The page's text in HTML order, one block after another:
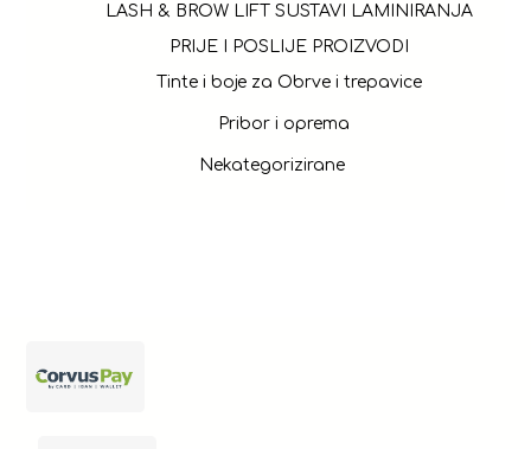
LASH & BROW LIFT SUSTAVI LAMINIRANJA
PRIJE I POSLIJE PROIZVODI
Tinte i boje za Obrve i trepavice
Pribor i oprema
Nekategorizirane